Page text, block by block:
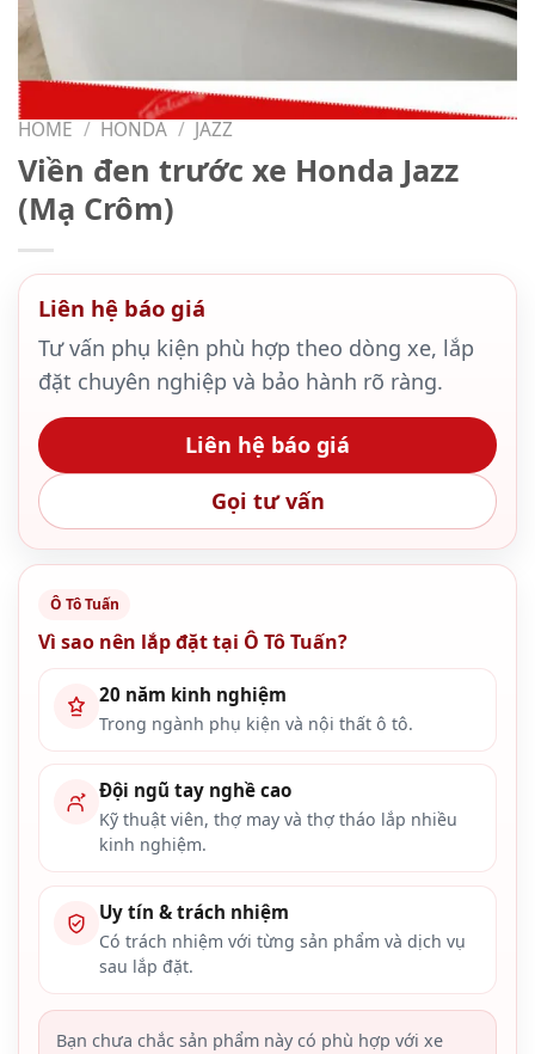
HOME / HONDA / JAZZ
Viền đen trước xe Honda Jazz
(Mạ Crôm)
Liên hệ báo giá
Tư vấn phụ kiện phù hợp theo dòng xe, lắp
đặt chuyên nghiệp và bảo hành rõ ràng.
Liên hệ báo giá
Gọi tư vấn
Ô Tô Tuấn
Vì sao nên lắp đặt tại Ô Tô Tuấn?
20 năm kinh nghiệm
Trong ngành phụ kiện và nội thất ô tô.
Đội ngũ tay nghề cao
Kỹ thuật viên, thợ may và thợ tháo lắp nhiều
kinh nghiệm.
Uy tín & trách nhiệm
Có trách nhiệm với từng sản phẩm và dịch vụ
sau lắp đặt.
Bạn chưa chắc sản phẩm này có phù hợp với xe